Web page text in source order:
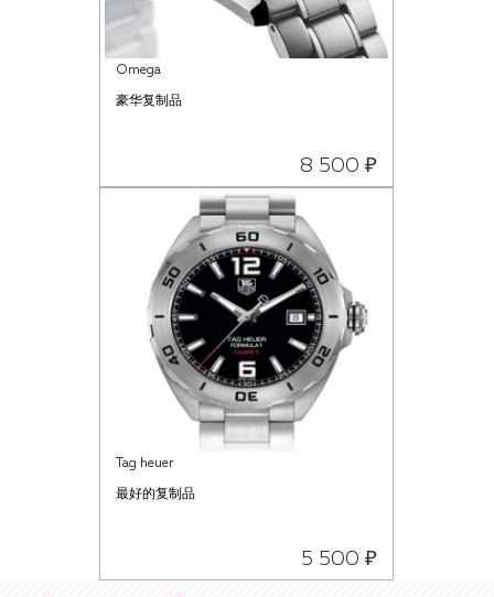
Omega
豪华复制品
8 500 ₽
Tag heuer
最好的复制品
5 500 ₽